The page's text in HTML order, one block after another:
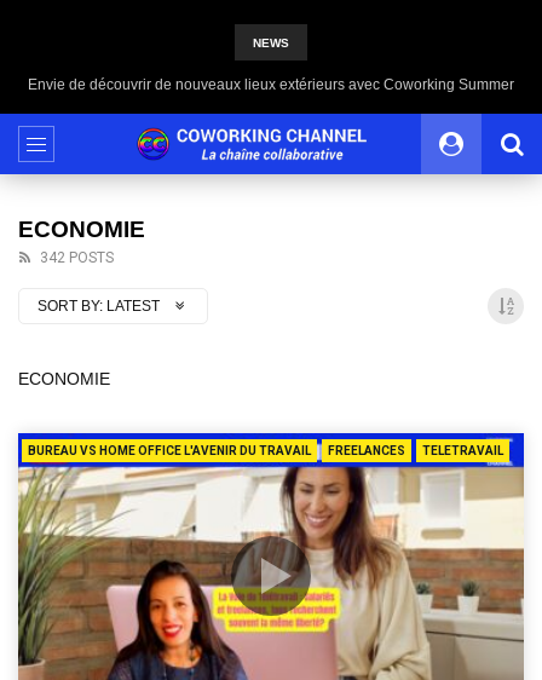
NEWS
Envie de découvrir de nouveaux lieux extérieurs avec Coworking Summer
ECONOMIE
342 POSTS
SORT BY: LATEST
ECONOMIE
BUREAU VS HOME OFFICE L'AVENIR DU TRAVAIL FREELANCES TELETRAVAIL